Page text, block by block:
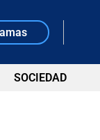
SOCIEDAD